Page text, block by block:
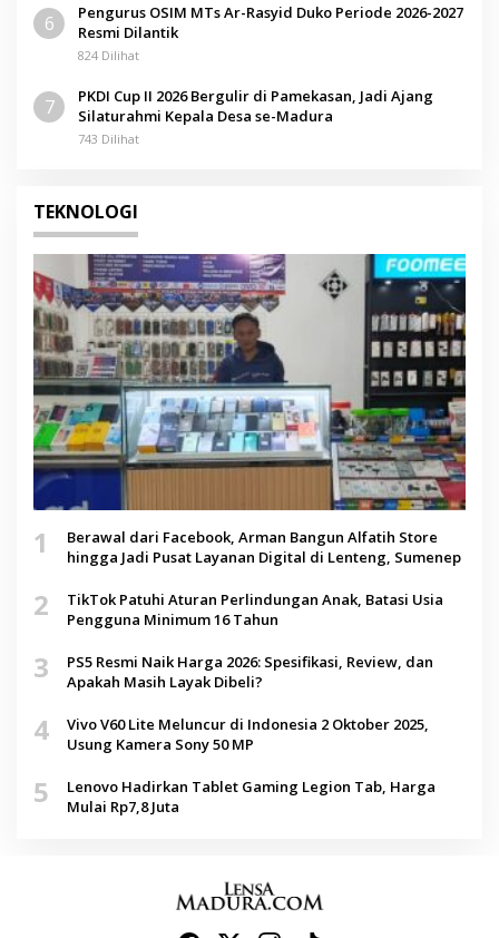
6
Pengurus OSIM MTs Ar-Rasyid Duko Periode 2026-2027
Resmi Dilantik
824 Dilihat
7
PKDI Cup II 2026 Bergulir di Pamekasan, Jadi Ajang
Silaturahmi Kepala Desa se-Madura
743 Dilihat
TEKNOLOGI
1
Berawal dari Facebook, Arman Bangun Alfatih Store
hingga Jadi Pusat Layanan Digital di Lenteng, Sumenep
2
TikTok Patuhi Aturan Perlindungan Anak, Batasi Usia
Pengguna Minimum 16 Tahun
3
PS5 Resmi Naik Harga 2026: Spesifikasi, Review, dan
Apakah Masih Layak Dibeli?
4
Vivo V60 Lite Meluncur di Indonesia 2 Oktober 2025,
Usung Kamera Sony 50 MP
5
Lenovo Hadirkan Tablet Gaming Legion Tab, Harga
Mulai Rp7,8 Juta